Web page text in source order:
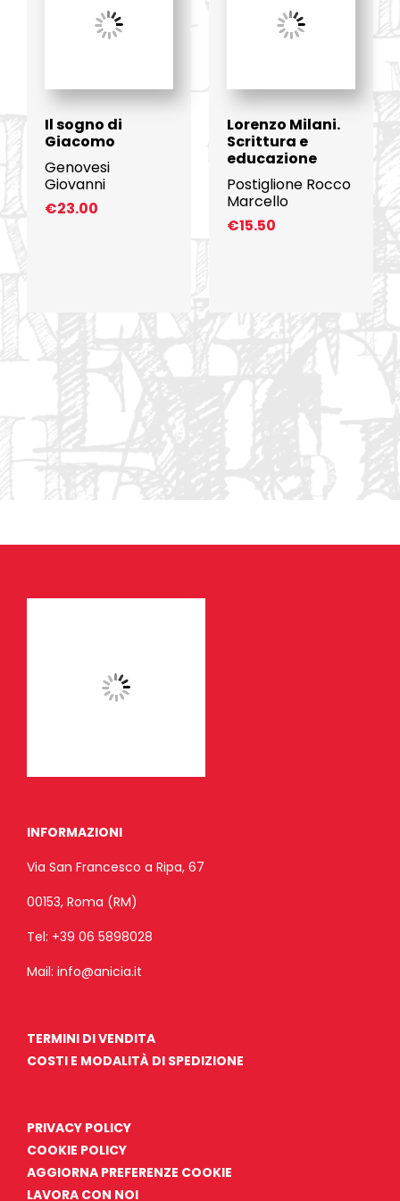
Il sogno di
Giacomo
Genovesi
Giovanni
€23.00
Lorenzo Milani.
Scrittura e
educazione
Postiglione Rocco
Marcello
€15.50
INFORMAZIONI
Via San Francesco a Ripa, 67
00153, Roma (RM)
Tel: +39 06 5898028
Mail: info@anicia.it
TERMINI DI VENDITA
COSTI E MODALITÀ DI SPEDIZIONE
PRIVACY POLICY
COOKIE POLICY
AGGIORNA PREFERENZE COOKIE
LAVORA CON NOI